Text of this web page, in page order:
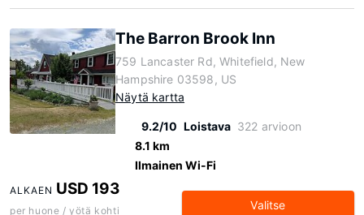
The Barron Brook Inn
759 Lancaster Rd, Whitefield, New
Hampshire 03598, US
Näytä kartta
9.2/10 Loistava 322 arvioon
8.1 km
Ilmainen Wi-Fi
ALKAEN USD 193
per huone / yötä kohti Valitse